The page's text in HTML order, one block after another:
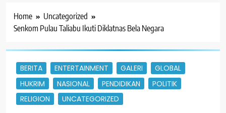
Home
Uncategorized
Senkom Pulau Taliabu Ikuti Diklatnas Bela Negara
BERITA ENTERTAINMENT GALERI
GLOBAL
HUKRIM
NASIONAL PENDIDIKAN
POLITIK
RELIGION
UNCATEGORIZED